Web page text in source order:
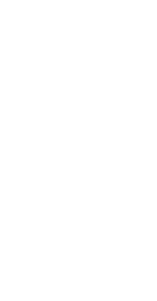
物,每枝都有其獨特